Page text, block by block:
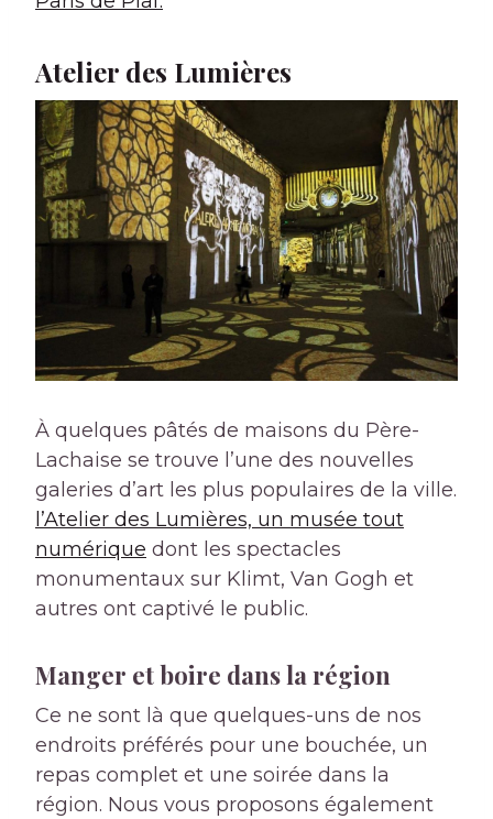
Atelier des Lumières
À quelques pâtés de maisons du Père-
Lachaise se trouve l’une des nouvelles
galeries d’art les plus populaires de la ville.
l’Atelier des Lumières, un musée tout
numérique dont les spectacles
monumentaux sur Klimt, Van Gogh et
autres ont captivé le public.
Manger et boire dans la région
Ce ne sont là que quelques-uns de nos
endroits préférés pour une bouchée, un
repas complet et une soirée dans la
région. Nous vous proposons également